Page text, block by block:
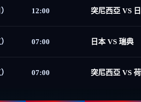
12:00 突尼西亞 VS
07:00 日本 VS 瑞典
07:00 突尼西亞 VS